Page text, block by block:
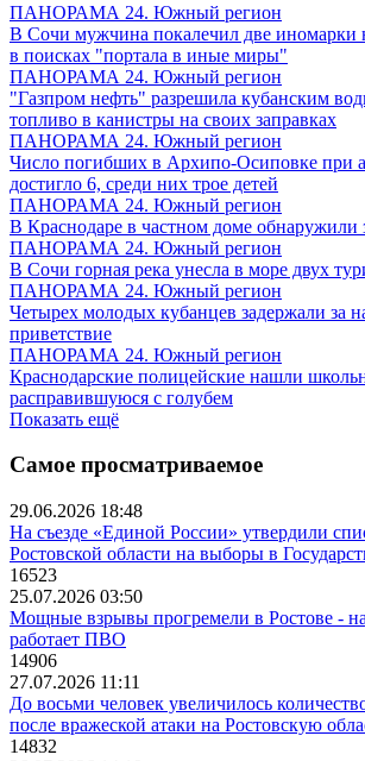
ПАНОРАМА 24. Южный регион
В Сочи мужчина покалечил две иномарки
в поисках "портала в иные миры"
ПАНОРАМА 24. Южный регион
"Газпром нефть" разрешила кубанским
топливо в канистры на своих заправках
ПАНОРАМА 24. Южный регион
Число погибших в Архипо-Осиповке при
достигло 6, среди них трое детей
ПАНОРАМА 24. Южный регион
В Краснодаре в частном доме
ПАНОРАМА 24. Южный регион
В Сочи горная река унесла в море двух
ПАНОРАМА 24. Южный регион
Четырех молодых кубанцев задержали за
приветствие
ПАНОРАМА 24. Южный регион
Краснодарские полицейские нашли
расправившуюся с голубем
Показать ещё
Самое просматриваемое
29.06.2026 18:48
На съезде «Единой России» утвердили
Ростовской области на выборы в
16523
25.07.2026 03:50
Мощные взрывы прогремели в Ростове -
работает ПВО
14906
27.07.2026 11:11
До восьми человек увеличилось
после вражеской атаки на Ростовскую
14832